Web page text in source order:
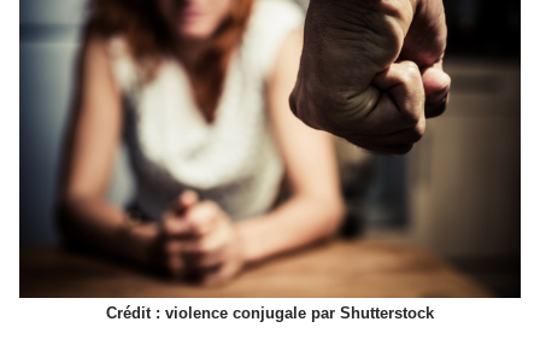
Crédit : violence conjugale par Shutterstock